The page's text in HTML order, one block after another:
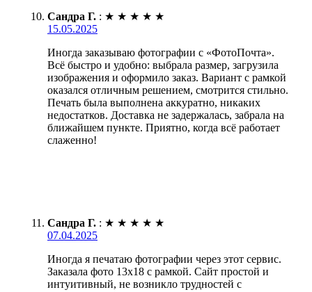
Сандра Г. : ★ ★ ★ ★ ★
15.05.2025
Иногда заказываю фотографии с «ФотоПочта».
Всё быстро и удобно: выбрала размер, загрузила
изображения и оформило заказ. Вариант с рамкой
оказался отличным решением, смотрится стильно.
Печать была выполнена аккуратно, никаких
недостатков. Доставка не задержалась, забрала на
ближайшем пункте. Приятно, когда всё работает
слаженно!
Сандра Г. : ★ ★ ★ ★ ★
07.04.2025
Иногда я печатаю фотографии через этот сервис.
Заказала фото 13х18 с рамкой. Сайт простой и
интуитивный, не возникло трудностей с